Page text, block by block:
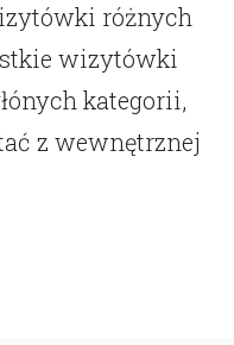
różnych
wizytówki
kategorii,
z wewnętrznej